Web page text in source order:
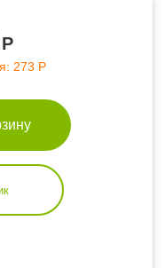
Р
273 Р